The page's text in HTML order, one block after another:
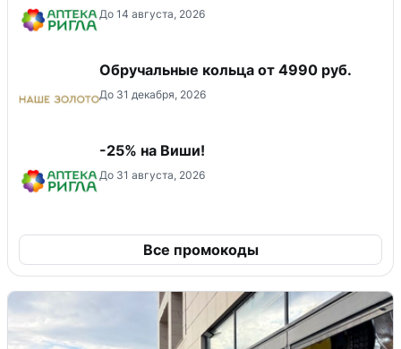
До 14 августа, 2026
Обручальные кольца от 4990 руб.
До 31 декабря, 2026
-25% на Виши!
До 31 августа, 2026
Все промокоды